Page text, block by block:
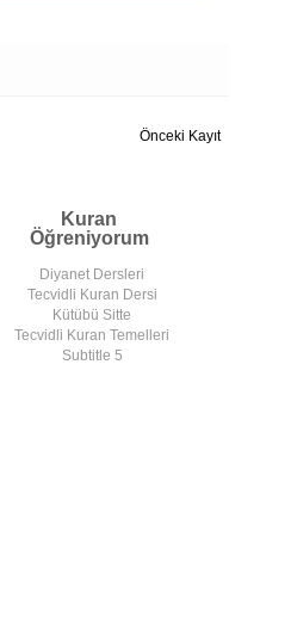
Önceki Kayıt
Kuran
Öğreniyorum
Diyanet Dersleri
Tecvidli Kuran Dersi
Kütübü Sitte
Tecvidli Kuran Temelleri
Subtitle 5